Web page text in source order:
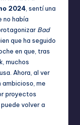
2024 , sentí una
no había
Bad
que ha seguido
en que, tras
muchos
Ahora, al ver
me
proyectos
volver a